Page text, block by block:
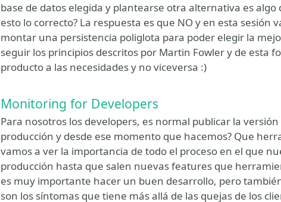
base de datos elegida y plantearse otra alternativa es
esto lo correcto? La respuesta es que NO y en esta sesión
montar una persistencia poliglota para poder elegir la
seguir los principios descritos por Martin Fowler y de esta
producto a las necesidades y no viceversa :)
Monitoring for Developers
Para nosotros los developers, es normal publicar la
producción y desde ese momento que hacemos? Que
vamos a ver la importancia de todo el proceso en el que
producción hasta que salen nuevas features que
es muy importante hacer un buen desarrollo, pero
son los síntomas que tiene más allá de las quejas de los